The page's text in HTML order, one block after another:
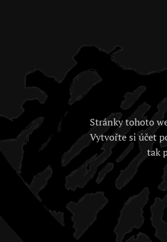
Stránky tohoto
Vytvořte si účet
tak